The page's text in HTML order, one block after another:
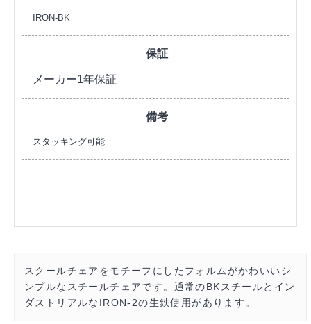
IRON-BK
保証
メーカー1年保証
備考
スタッキング可能
スクールチェアをモチーフにしたフォルムがかわいいシ
ンプルなスチールチェアです。通常のBKスチールとイン
ダストリアルなIRON-2の生鉄使用があります。